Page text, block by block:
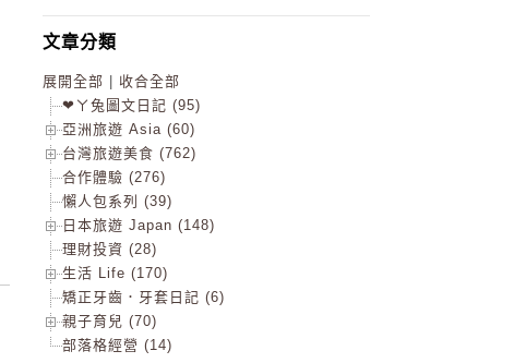
文章分類
展開全部
收合全部
❤ㄚ兔圖文日記 (95)
亞洲旅遊 Asia (60)
台灣旅遊美食 (762)
合作體驗 (276)
懶人包系列 (39)
日本旅遊 Japan (148)
理財投資 (28)
生活 Life (170)
矯正牙齒．牙套日記 (6)
親子育兒 (70)
部落格經營 (14)